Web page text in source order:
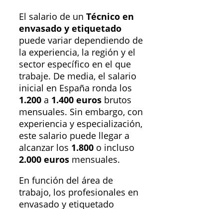
El salario de un Técnico en
envasado y etiquetado
puede variar dependiendo de
la experiencia, la región y el
sector específico en el que
trabaje. De media, el salario
inicial en España ronda los
1.200 a 1.400 euros brutos
mensuales. Sin embargo, con
experiencia y especialización,
este salario puede llegar a
alcanzar los 1.800 o incluso
2.000 euros mensuales.
En función del área de
trabajo, los profesionales en
envasado y etiquetado